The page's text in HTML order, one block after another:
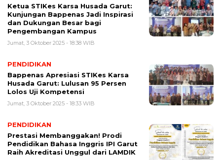
Ketua STIKes Karsa Husada Garut:
Kunjungan Bappenas Jadi Inspirasi
dan Dukungan Besar bagi
Pengembangan Kampus
Jumat, 3 Oktober 2025 - 18:38 WIB
PENDIDIKAN
Bappenas Apresiasi STIKes Karsa
Husada Garut: Lulusan 95 Persen
Lolos Uji Kompetensi
Jumat, 3 Oktober 2025 - 18:33 WIB
PENDIDIKAN
Prestasi Membanggakan! Prodi
Pendidikan Bahasa Inggris IPI Garut
Raih Akreditasi Unggul dari LAMDIK